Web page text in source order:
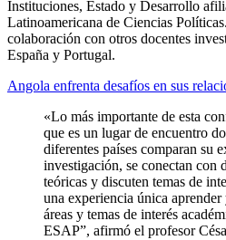
Instituciones, Estado y Desarrollo
Latinoamericana de Ciencias
colaboración con otros docentes
España y Portugal.
Angola enfrenta desafíos en sus
«Lo más importante de esta
que es un lugar de encuentro
diferentes países comparan su
investigación, se conectan con
teóricas y discuten temas de
una experiencia única
áreas y temas de interés
ESAP”, afirmó el profesor